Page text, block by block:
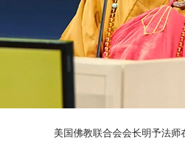
美国佛教联合会会长明予法师